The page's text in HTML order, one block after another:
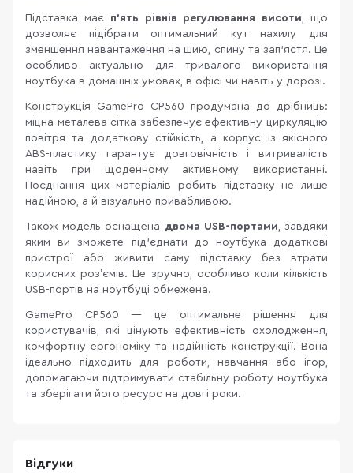
Підставка має п’ять рівнів регулювання висоти, що
дозволяє підібрати оптимальний кут нахилу для
зменшення навантаження на шию, спину та зап’ястя. Це
особливо актуально для тривалого використання
ноутбука в домашніх умовах, в офісі чи навіть у дорозі.
Конструкція GamePro CP560 продумана до дрібниць:
міцна металева сітка забезпечує ефективну циркуляцію
повітря та додаткову стійкість, а корпус із якісного
ABS-пластику гарантує довговічність і витривалість
навіть при щоденному активному використанні.
Поєднання цих матеріалів робить підставку не лише
надійною, а й візуально привабливою.
Також модель оснащена двома USB-портами, завдяки
яким ви зможете під'єднати до ноутбука додаткові
пристрої або живити саму підставку без втрати
корисних розʼємів. Це зручно, особливо коли кількість
USB-портів на ноутбуці обмежена.
GamePro CP560 — це оптимальне рішення для
користувачів, які цінують ефективність охолодження,
комфортну ергономіку та надійність конструкції. Вона
ідеально підходить для роботи, навчання або ігор,
допомагаючи підтримувати стабільну роботу ноутбука
та зберігати його ресурс на довгі роки.
Відгуки